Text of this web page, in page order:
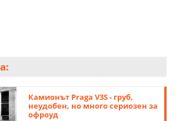
Камионът Praga V3S - груб,
неудобен, но много сериозен за
офроуд